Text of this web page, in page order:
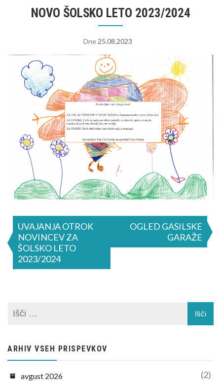
NOVO ŠOLSKO LETO 2023/2024
Dne 25.08.2023
Navigacija
prispevka
UVAJANJA OTROK
NOVINCEV ZA
ŠOLSKO LETO
2023/2024
OGLED GASILSKE
GARAŽE
ARHIV VSEH PRISPEVKOV
avgust 2026 (2)